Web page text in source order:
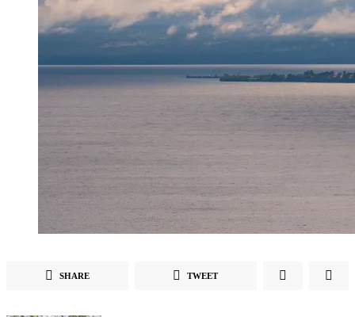
SHARE TWEET